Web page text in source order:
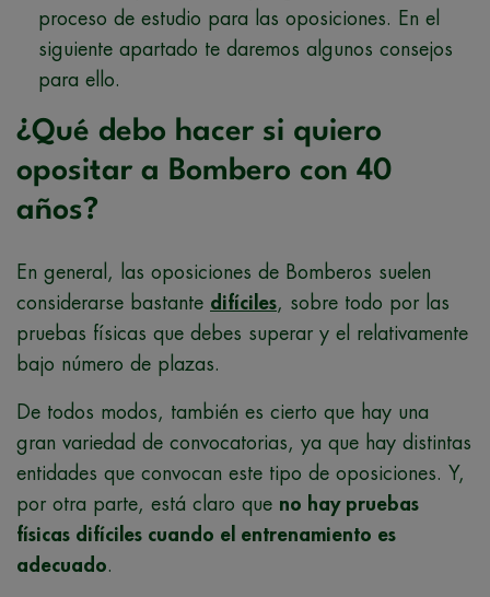
proceso de estudio para las oposiciones. En el
siguiente apartado te daremos algunos consejos
para ello.
¿Qué debo hacer si quiero
opositar a Bombero con 40
años?
En general, las oposiciones de Bomberos suelen
considerarse bastante difíciles, sobre todo por las
pruebas físicas que debes superar y el relativamente
bajo número de plazas.
De todos modos, también es cierto que hay una
gran variedad de convocatorias, ya que hay distintas
entidades que convocan este tipo de oposiciones. Y,
por otra parte, está claro que no hay pruebas
físicas difíciles cuando el entrenamiento es
adecuado.